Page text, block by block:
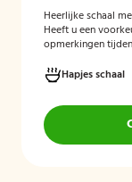
Heerlijke schaal
Heeft u een
opmerkingen
Hapjes schaal